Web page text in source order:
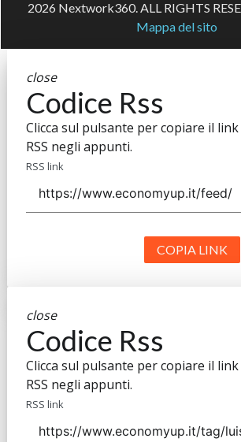
2026 Nextwork360. ALL RIGHTS
Mappa del sito
close
Codice Rss
Clicca sul pulsante per copiare il link
RSS negli appunti.
RSS link
COPIA LINK
close
Codice Rss
Clicca sul pulsante per copiare il link
RSS negli appunti.
RSS link